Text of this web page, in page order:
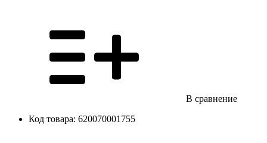
В сравнение
Код товара: 620070001755